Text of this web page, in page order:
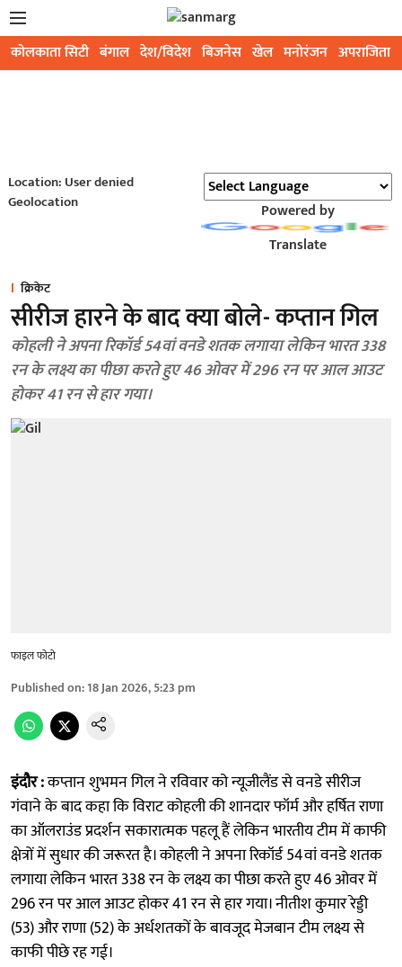
कोलकाता सिटी बंगाल देश/विदेश बिजनेस खेल मनोरंजन अपराजिता
Location: User denied
Geolocation
Powered by
Translate
क्रिकेट
सीरीज हारने के बाद क्या बोले- कप्तान गिल
कोहली ने अपना रिकॉर्ड 54वां वनडे शतक लगाया लेकिन भारत 338
रन के लक्ष्य का पीछा करते हुए 46 ओवर में 296 रन पर आल आउट
होकर 41 रन से हार गया।
फाइल फोटो
Published on:18 Jan 2026, 5:23 pm
इंदौर :कप्तान शुभमन गिल ने रविवार को न्यूजीलैंड से वनडे सीरीज
गंवाने के बाद कहा कि विराट कोहली की शानदार फॉर्म और हर्षित राणा
का ऑलराउंड प्रदर्शन सकारात्मक पहलू हैं लेकिन भारतीय टीम में काफी
क्षेत्रों में सुधार की जरूरत है। कोहली ने अपना रिकॉर्ड 54वां वनडे शतक
लगाया लेकिन भारत 338 रन के लक्ष्य का पीछा करते हुए 46 ओवर में
296 रन पर आल आउट होकर 41 रन से हार गया। नीतीश कुमार रेड्डी
(53) और राणा (52) के अर्धशतकों के बावजूद मेजबान टीम लक्ष्य से
काफी पीछे रह गई।